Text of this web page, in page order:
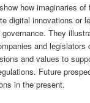
how imaginaries
digital innovations or
They
and legislators
and values to
Future
in the present.